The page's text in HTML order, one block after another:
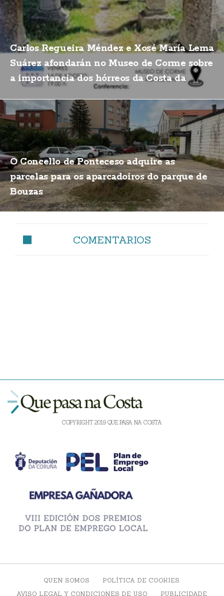
Carlos Regueira Méndez e Xosé María Lema
Suárez afondarán no Museo de Corme sobre
a importancia dos hórreos da Costa da
O Concello de Ponteceso adquire as
parcelas para os aparcadoiros do parque de
Bouzas
COMENTARIOS
COPYRIGHT 2019 QUE PASA NA COSTA
QUEN SOMOS
POLÍTICA DE COOKIES
AVISO LEGAL Y CONDICIONES DE USO
PUBLICIDADE